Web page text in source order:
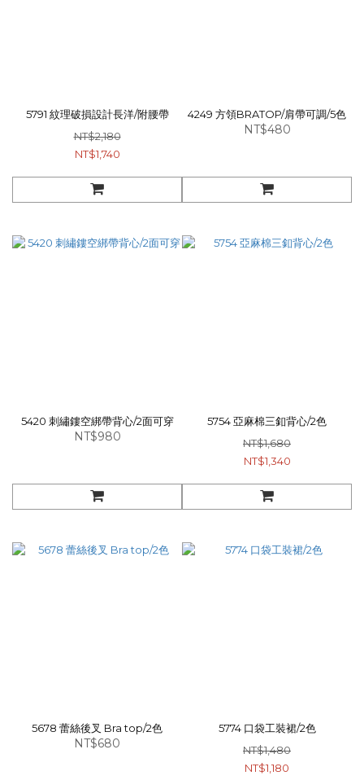
5791 紋理破損設計長洋/附腰帶
NT$2,180
NT$1,740
4249 方領BRATOP/肩帶可調/5色
NT$480
5420 刺繡鏤空綁帶背心/2面可穿
NT$980
5754 亞麻棉三釦背心/2色
NT$1,680
NT$1,340
5678 蕾絲後叉 Bra top/2色
NT$680
5774 口袋工裝裙/2色
NT$1,480
NT$1,180